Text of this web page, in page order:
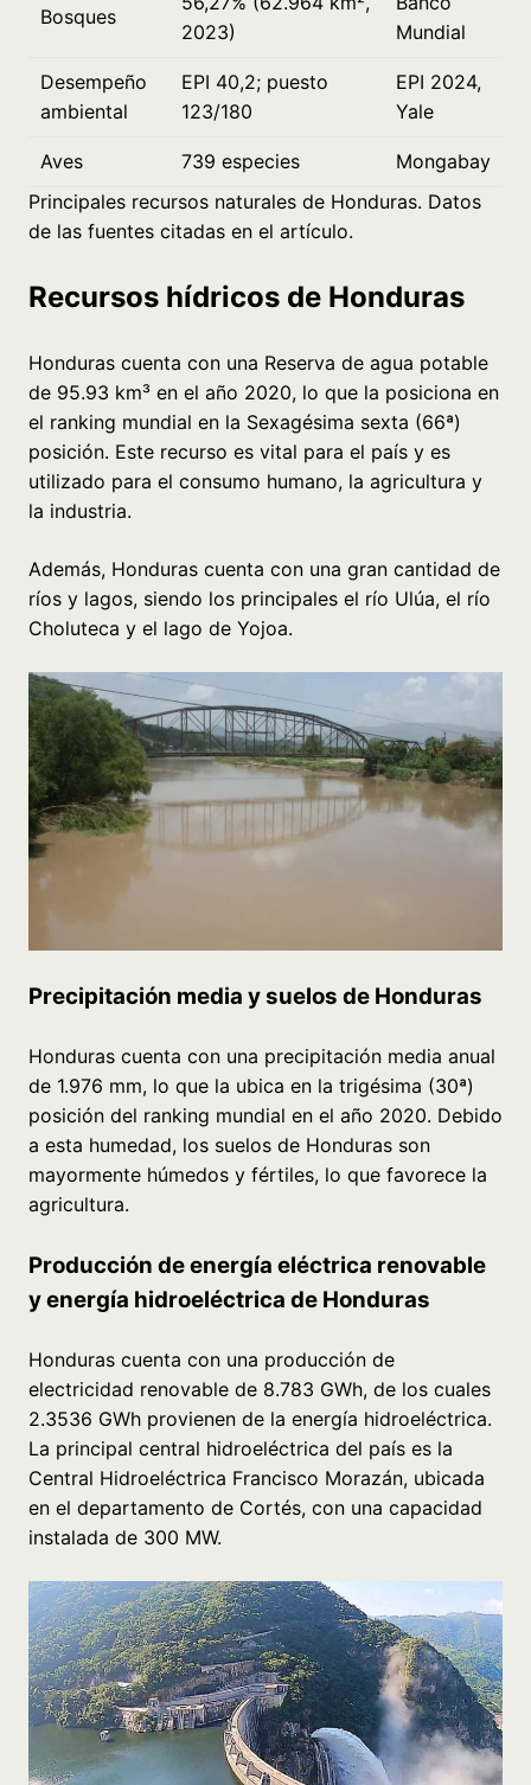
Bosques
2023)
Mundial
Desempeño
ambiental
EPI 40,2; puesto
123/180
EPI 2024,
Yale
Aves 739 especies
Mongabay
Principales recursos naturales de Honduras. Datos
de las fuentes citadas en el artículo.
Recursos hídricos de Honduras
Honduras cuenta con una Reserva de agua potable
de 95.93 km³ en el año 2020, lo que la posiciona en
el ranking mundial en la Sexagésima sexta (66ª)
posición. Este recurso es vital para el país y es
utilizado para el consumo humano, la agricultura y
la industria.
Además, Honduras cuenta con una gran cantidad de
ríos y lagos, siendo los principales el río Ulúa, el río
Choluteca y el lago de Yojoa.
Precipitación media y suelos de Honduras
Honduras cuenta con una precipitación media anual
de 1.976 mm, lo que la ubica en la trigésima (30ª)
posición del ranking mundial en el año 2020. Debido
a esta humedad, los suelos de Honduras son
mayormente húmedos y fértiles, lo que favorece la
agricultura.
Producción de energía eléctrica renovable
y energía hidroeléctrica de Honduras
Honduras cuenta con una producción de
electricidad renovable de 8.783 GWh, de los cuales
2.3536 GWh provienen de la energía hidroeléctrica.
La principal central hidroeléctrica del país es la
Central Hidroeléctrica Francisco Morazán, ubicada
en el departamento de Cortés, con una capacidad
instalada de 300 MW.